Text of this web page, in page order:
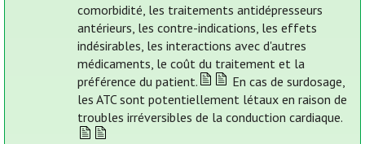
comorbidité, les traitements antidépresseurs
antérieurs, les contre-indications, les effets
indésirables, les interactions avec d'autres
médicaments, le coût du traitement et la
préférence du patient.
En cas de surdosage,
les ATC sont potentiellement létaux en raison de
troubles irréversibles de la conduction cardiaque.